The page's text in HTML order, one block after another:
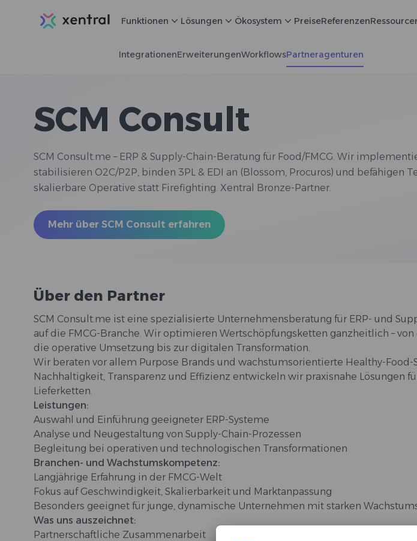
Xentral Funktionen Lösungen Ökosystem PreiseReferenzen
IntegrationenErweiterungenWorkflowsPartneragenturen
SCM Consult
SCM Consult.me – ERP & Supply-Chain-Beratung für Food/FMCG. Wir
stabilisieren O2C/P2P, binden 3PL & EDI an (Blossom, Procuros) und befähigen
skalierbare Operative statt Firefighting. Xentral Bronze-Partner.
Mehr über SCM Consult erfahren
Über den Partner
SCM Consult.me ist eine spezialisierte Unternehmensberatung für ERP- und
auf die FMCG-Branche. Wir optimieren Wertschöpfungsketten ganzheitlich –
die operative Umsetzung bis zur digitalen Transformation.
Wir beraten vor allem Purpose Brands und wachstumsorientierte Healthy-Food-
Nachhaltigkeit, Transparenz und Effizienz entwickeln wir praxisnahe Lösungen
Lieferketten.
Leistungen:
Auswahl und Einführung geeigneter ERP-Systeme
Analyse und Neugestaltung von Supply-Chain-Prozessen
Begleitung bei operativen und technologischen Transformationen
Branchen- und Wachstumskompetenz:
Langjährige Erfahrung in der FMCG-Welt
Fokus auf Geschwindigkeit, Skalierbarkeit und Marktanpassung
Besonders geeignet für junge, dynamische Unternehmen mit starken
Was uns auszeichnet:
Partnerschaftliche Zusammenarbeit